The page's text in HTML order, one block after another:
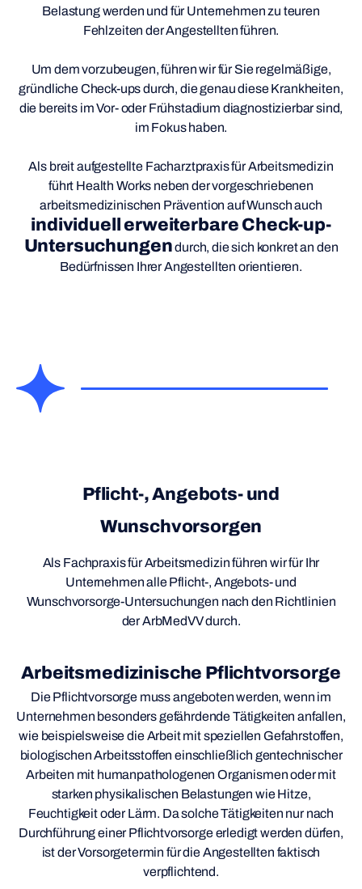
Belastung werden und für Unternehmen zu teuren
Fehlzeiten der Angestellten führen.
Um dem vorzubeugen, führen wir für Sie regelmäßige,
gründliche Check-ups durch, die genau diese Krankheiten,
die bereits im Vor- oder Frühstadium diagnostizierbar sind,
im Fokus haben.
Als breit aufgestellte Facharztpraxis für Arbeitsmedizin
führt Health Works neben der vorgeschriebenen
arbeitsmedizinischen Prävention auf Wunsch auch
individuell erweiterbare Check-up-
Untersuchungendurch, die sich konkret an den
Bedürfnissen Ihrer Angestellten orientieren.
Pflicht-, Angebots- und
Wunschvorsorgen
Als Fachpraxis für Arbeitsmedizin führen wir für Ihr
Unternehmen alle Pflicht-, Angebots- und
Wunschvorsorge-Untersuchungen nach den Richtlinien
der ArbMedVV durch.
Arbeitsmedizinische Pflichtvorsorge
Die Pflichtvorsorge muss angeboten werden, wenn im
Unternehmen besonders gefährdende Tätigkeiten anfallen,
wie beispielsweise die Arbeit mit speziellen Gefahrstoffen,
biologischen Arbeitsstoffen einschließlich gentechnischer
Arbeiten mit humanpathologenen Organismen oder mit
starken physikalischen Belastungen wie Hitze,
Feuchtigkeit oder Lärm. Da solche Tätigkeiten nur nach
Durchführung einer Pflichtvorsorge erledigt werden dürfen,
ist der Vorsorgetermin für die Angestellten faktisch
verpflichtend.